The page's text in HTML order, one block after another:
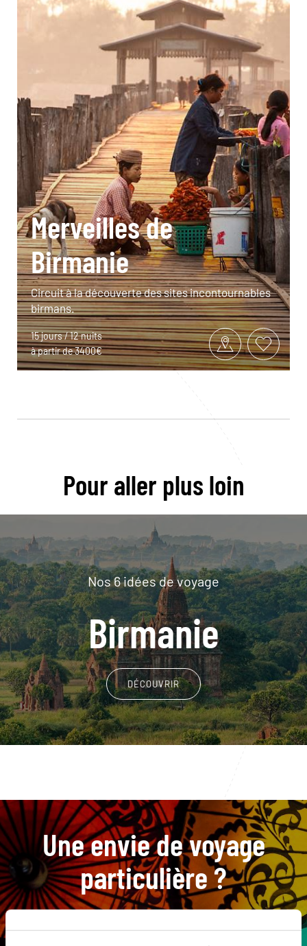
Merveilles de
Birmanie
Circuit à la découverte des sites incontournables
birmans.
15 jours / 12 nuits
à partir de 3400€
Pour aller plus loin
Nos 6 idées de voyage
Birmanie
DÉCOUVRIR
Une envie de voyage
particulière ?
Indein Lac Inle Marché de Nyaung Oo